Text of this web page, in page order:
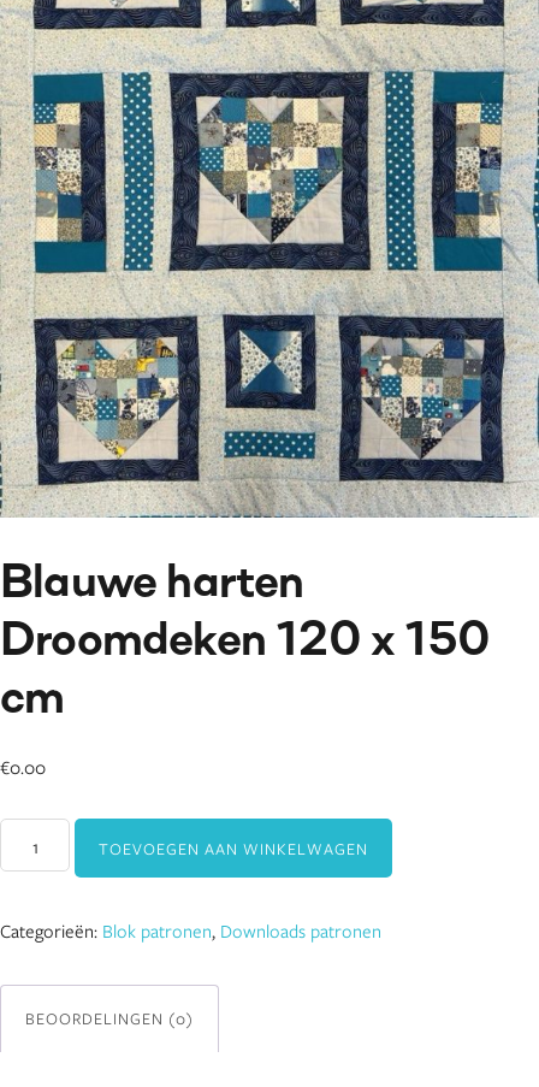
Blauwe harten
Droomdeken 120 x 150
cm
€0.00
harten
120
150
TOEVOEGEN AAN WINKELWAGEN
Categorieën: Blok patronen, Downloads patronen
BEOORDELINGEN (0)